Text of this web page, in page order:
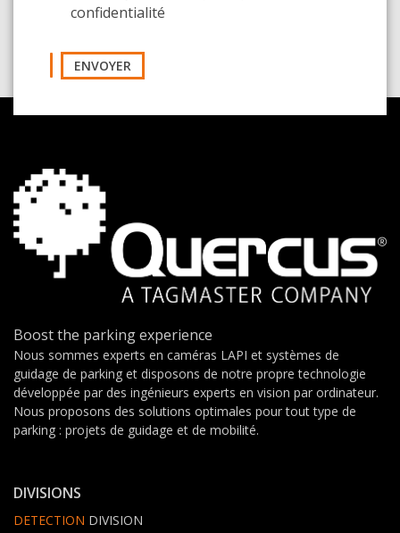
confidentialité
ENVOYER
Boost the parking experience
Nous sommes experts en caméras LAPI et systèmes de
guidage de parking et disposons de notre propre technologie
développée par des ingénieurs experts en vision par ordinateur.
Nous proposons des solutions optimales pour tout type de
parking : projets de guidage et de mobilité.
DIVISIONS
DETECTION DIVISION